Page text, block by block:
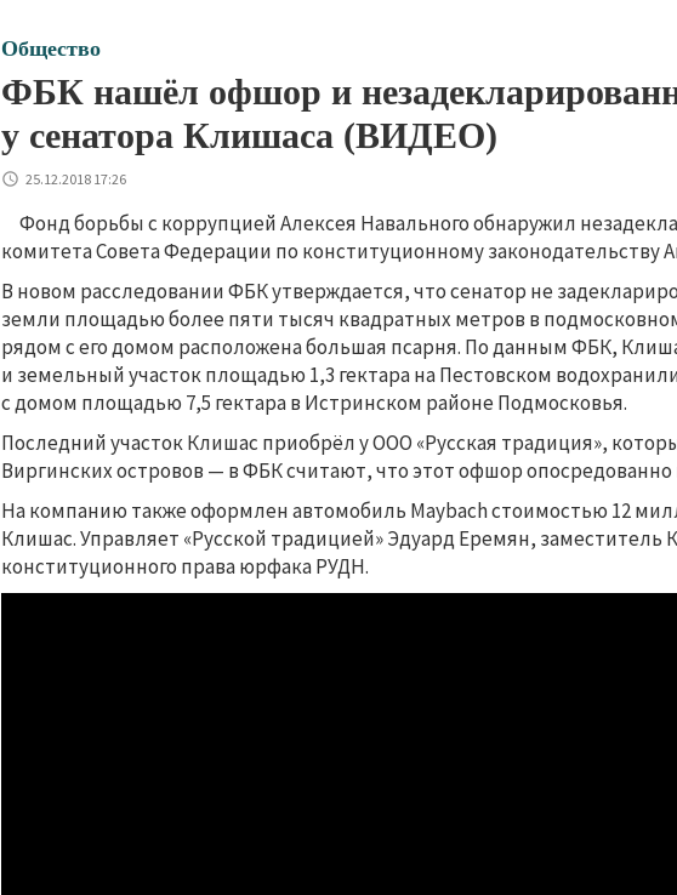
Общество
ФБК нашёл офшор и
у сенатора Клишаса (ВИДЕО)
25.12.2018 17:26
Фонд борьбы с коррупцией Алексея Навального обнаружил
комитета Совета Федерации по конституционному законодательству
В новом расследовании ФБК утверждается, что сенатор не
земли площадью более пяти тысяч квадратных метров в
рядом с его домом расположена большая псарня. По данным ФБК,
и земельный участок площадью 1,3 гектара на Пестовском
с домом площадью 7,5 гектара в Истринском районе Подмосковья.
Последний участок Клишас приобрёл у ООО «Русская традиция»,
Виргинских островов — в ФБК считают, что этот офшор
На компанию также оформлен автомобиль Maybach стоимостью 12
Клишас. Управляет «Русской традицией» Эдуард Еремян, заместитель
конституционного права юрфака РУДН.